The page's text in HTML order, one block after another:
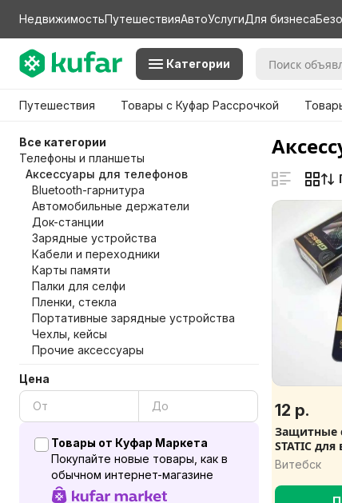
НедвижимостьПутешествияАвтоУслугиДля бизнеса
Категории
Путешествия Товары с Куфар Рассрочкой
Все категории
Телефоны и планшеты
Аксессуары для телефонов
Bluetooth-гарнитура
Автомобильные держатели
Док-станции
Зарядные устройства
Кабели и переходники
Карты памяти
Палки для селфи
Пленки, стекла
Портативные зарядные устройства
Чехлы, кейсы
Прочие аксессуары
Цена
Товары от Куфар Маркета
Покупайте новые товары, как в
обычном интернет-магазине
12 р.
Защитные
STATIC
Витебск